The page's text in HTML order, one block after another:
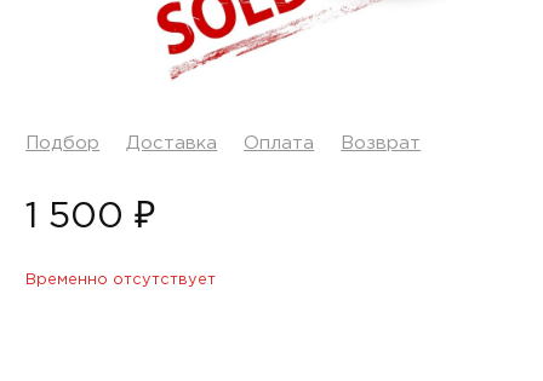
Подбор Доставка Оплата Возврат
1 500 ₽
Временно отсутствует